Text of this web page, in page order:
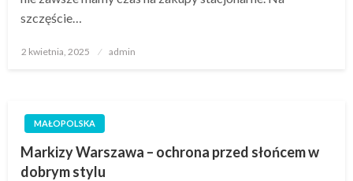
szczęście…
Opublikowane
2 kwietnia, 2025 admin
MAŁOPOLSKA
Markizy Warszawa – ochrona przed słońcem w
dobrym stylu